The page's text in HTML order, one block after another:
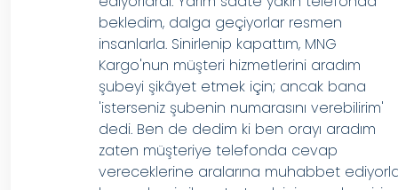
bekledim, dalga geçiyorlar resmen
insanlarla. Sinirlenip kapattım, MNG
Kargo'nun müşteri hizmetlerini aradım
şubeyi şikâyet etmek için; ancak bana
'isterseniz şubenin numarasını verebilirim'
dedi. Ben de dedim ki ben orayı aradım
zaten müşteriye telefonda cevap
vereceklerine aralarına muhabbet